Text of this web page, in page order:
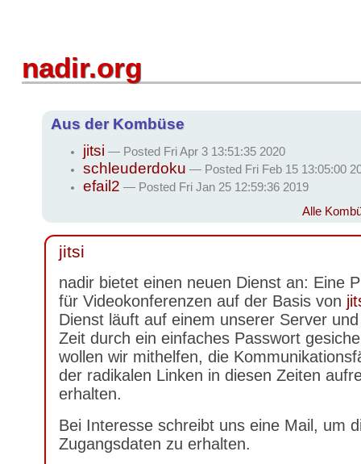
nadir.org
Aus der Kombüse
jitsi — Posted Fri Apr 3 13:51:35 2020
schleuderdoku — Posted Fri Feb 15 13:05:00
efail2 — Posted Fri Jan 25 12:59:36 2019
Alle
jitsi
nadir bietet einen neuen Dienst an: Eine
für Videokonferenzen auf der Basis von
Dienst läuft auf einem unserer Server
Zeit durch ein einfaches Passwort
wollen wir mithelfen, die
der radikalen Linken in diesen Zeiten
erhalten.
Bei Interesse schreibt uns eine Mail, um
Zugangsdaten zu erhalten.